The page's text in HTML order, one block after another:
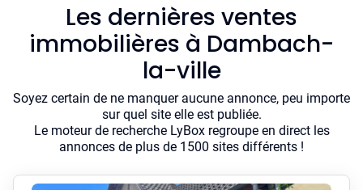
Les dernières ventes
immobilières à Dambach-
la-ville
Soyez certain de ne manquer aucune annonce, peu importe
sur quel site elle est publiée.
Le moteur de recherche LyBox regroupe en direct les
annonces de plus de 1500 sites différents !